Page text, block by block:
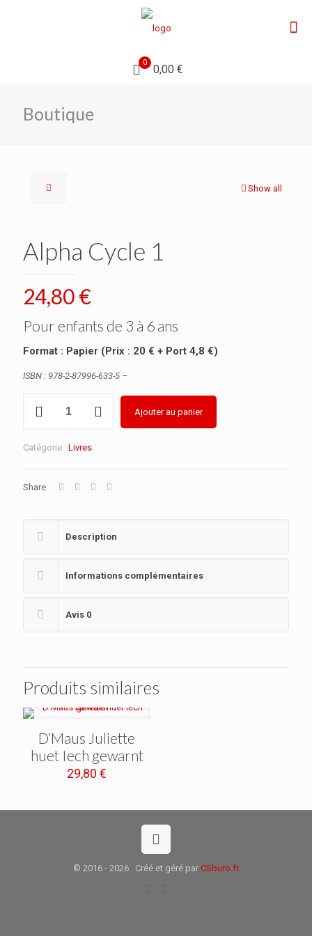
0
0,00 €
Boutique
Show all
Alpha Cycle 1
24,80€
Pour enfants de 3 à 6 ans
Format : Papier (Prix : 20 € + Port 4,8 €)
ISBN : 978-2-87996-633-5 –
Cycle
Ajouter au panier
Catégorie : Livres
Share
Description
Informations complémentaires
Avis 0
Produits similaires
D’Maus Juliette
huet Iech gewarnt
29,80€
© 2016 - 2026 . Créé et géré par CSburo.fr